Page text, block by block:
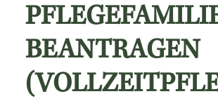
BEANTRAGEN